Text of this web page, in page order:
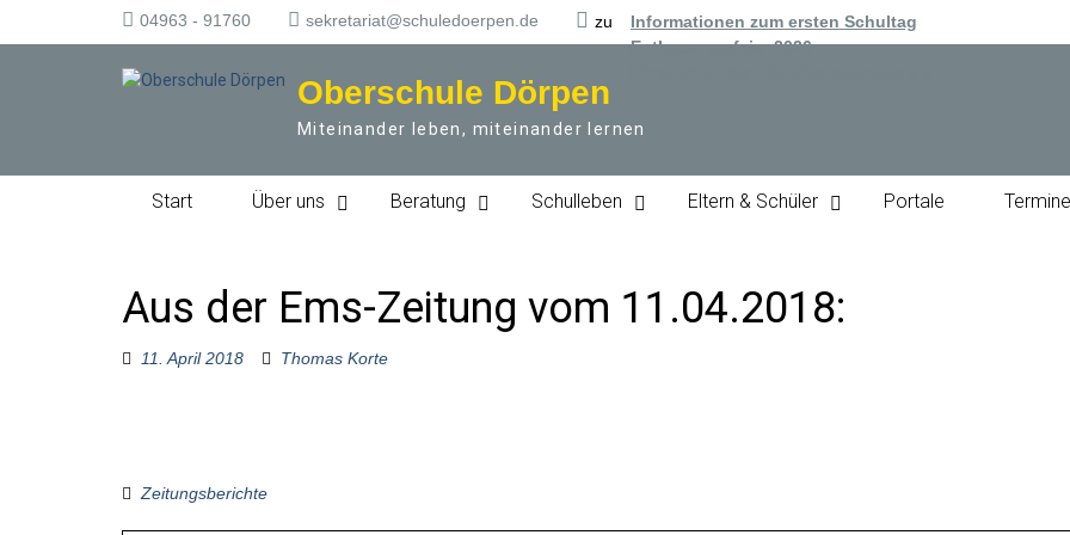
04963 - 91760 sekretariat@schuledoerpen.de zu
Informationen zum ersten Schultag
Entlassungsfeier 2026
Oberschule Dörpen
Miteinander leben, miteinander lernen
Start Über uns Beratung Schulleben Eltern & Schüler Portale Termine
Aus der Ems-Zeitung vom 11.04.2018:
11. April 2018 Thomas Korte
Zeitungsberichte